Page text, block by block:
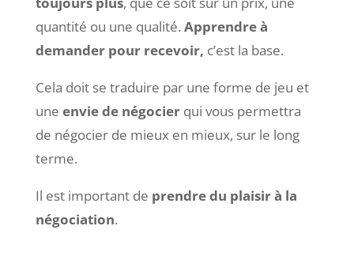
quantité ou une qualité. Apprendre à
demander pour recevoir, c’est la base.
Cela doit se traduire par une forme de jeu et
une envie de négocier qui vous permettra
de négocier de mieux en mieux, sur le long
terme.
Il est important de prendre du plaisir à la
négociation.